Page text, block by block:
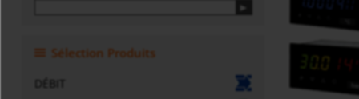
Sélection Produits
DÉBIT